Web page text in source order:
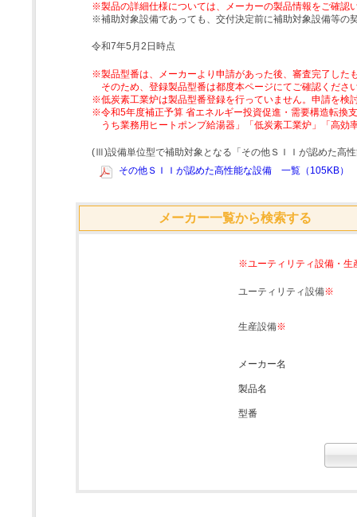
※製品の詳細仕様については、メーカーの製品情報をご確認
※補助対象設備であっても、交付決定前に補助対象設備等の
令和7年5月2日時点
※製品型番は、メーカーより申請があった後、審査完了した
そのため、登録製品型番は都度本ページにてご確認くださ
※低炭素工業炉は製品型番登録を行っていません。申請を検
※令和5年度補正予算 省エネルギー投資促進・需要構造転換
うち業務用ヒートポンプ給湯器」「低炭素工業炉」「高
(Ⅲ)設備単位型で補助対象となる「その他ＳＩＩが認めた高
その他ＳＩＩが認めた高性能な設備 一覧（105KB）
メーカー一覧から検索する
※ユーティリティ設備・生
ユーティリティ設備※
生産設備※
メーカー名
製品名
型番